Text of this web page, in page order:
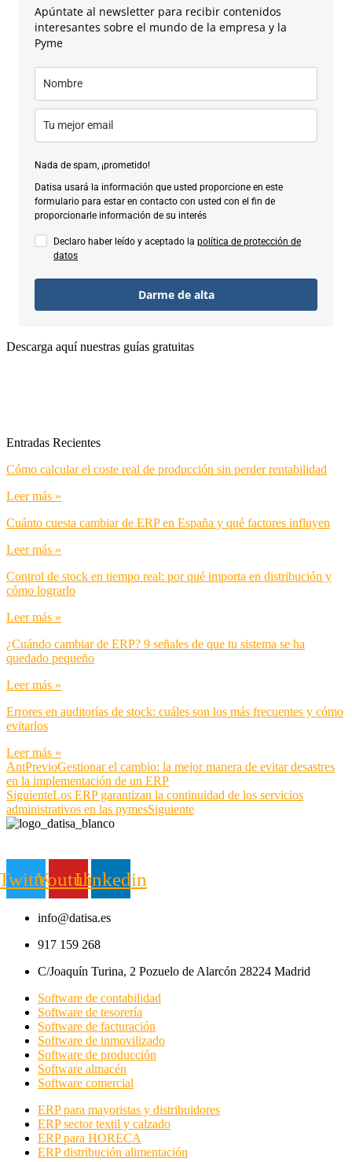
Apúntate al newsletter para recibir contenidos
interesantes sobre el mundo de la empresa y la
Pyme
Nada de spam, ¡prometido!
Datisa usará la información que usted proporcione en este
formulario para estar en contacto con usted con el fin de
proporcionarle información de su interés
Declaro haber leído y aceptado la política de protección de
datos
Darme de alta
Descarga aquí nuestras guías gratuitas
Entradas Recientes
Cómo calcular el coste real de producción sin perder rentabilidad
Leer más »
Cuánto cuesta cambiar de ERP en España y qué factores influyen
Leer más »
Control de stock en tiempo real: por qué importa en distribución y
cómo lograrlo
Leer más »
¿Cuándo cambiar de ERP? 9 señales de que tu sistema se ha
quedado pequeño
Leer más »
Errores en auditorías de stock: cuáles son los más frecuentes y cómo
evitarlos
Leer más »
AntPrevioGestionar el cambio: la mejor manera de evitar desastres
en la implementación de un ERP
SiguienteLos ERP garantizan la continuidad de los servicios
administrativos en las pymesSiguiente
YoutubeLinkedin
info@datisa.es
917 159 268
C/Joaquín Turina, 2 Pozuelo de Alarcón 28224 Madrid
Software de contabilidad
Software de tesorería
Software de facturación
Software de inmovilizado
Software de producción
Software almacén
Software comercial
ERP para mayoristas y distribuidores
ERP sector textil y calzado
ERP para HORECA
ERP distribución alimentación